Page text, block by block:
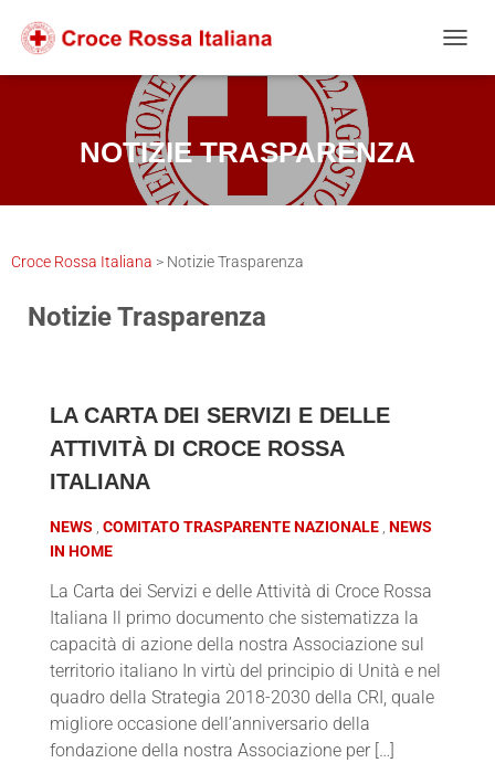
contenuto
alla
navigazione
footer
NOTIZIE TRASPARENZA
Croce Rossa Italiana > Notizie Trasparenza
Notizie Trasparenza
LA CARTA DEI SERVIZI E DELLE
ATTIVITÀ DI CROCE ROSSA
ITALIANA
NEWS COMITATO TRASPARENTE NAZIONALE NEWS
IN HOME
La Carta dei Servizi e delle Attività di Croce Rossa
Italiana ll primo documento che sistematizza la
capacità di azione della nostra Associazione sul
territorio italiano In virtù del principio di Unità e nel
quadro della Strategia 2018-2030 della CRI, quale
migliore occasione dell’anniversario della
fondazione della nostra Associazione per […]